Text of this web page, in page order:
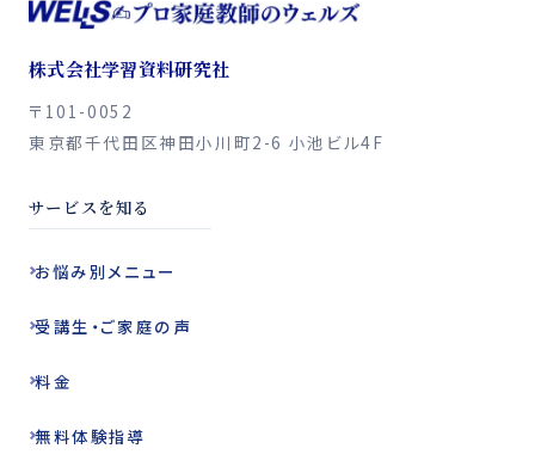
株式会社学習資料研究社
〒101-0052
東京都千代田区神田小川町2-6 小池ビル4F
サービスを知る
お悩み別メニュー
受講生・ご家庭の声
料金
無料体験指導